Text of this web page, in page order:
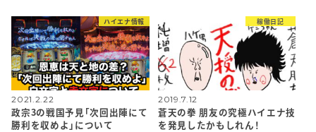
ハイエナ情報
2021.2.22
政宗3の戦国予見「次回出陣にて
勝利を収めよ」について
稼働日記
2019.7.12
蒼天の拳 朋友の究極ハイエナ技
を発見したかもしれん！